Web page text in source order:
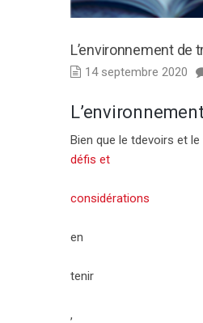
L’environnement de
14 septembre 2020
Bien que le tdevoirs et le
défis et
considérations
en
tenir
,